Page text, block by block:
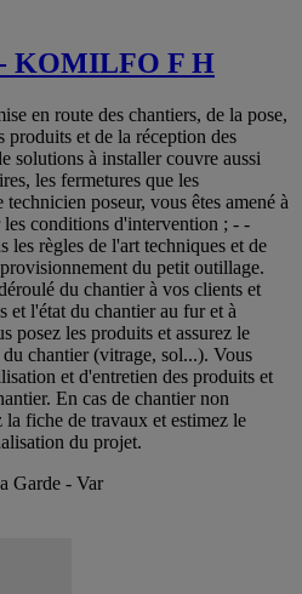
KOMILFO F H
en route des chantiers, de la pose,
produits et de la réception des
solutions à installer couvre aussi
les fermetures que les
poseur, vous êtes amené à
les conditions d'intervention ; - -
les règles de l'art techniques et de
du petit outillage.
du chantier à vos clients et
et l'état du chantier au fur et à
posez les produits et assurez le
chantier (vitrage, sol...). Vous
et d'entretien des produits et
En cas de chantier non
fiche de travaux et estimez le
du projet.
Garde - Var